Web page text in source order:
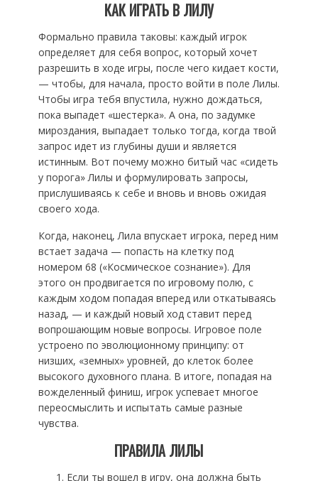
КАК ИГРАТЬ В ЛИЛУ
Формально правила таковы: каждый игрок
определяет для себя вопрос, который хочет
разрешить в ходе игры, после чего кидает кости,
— чтобы, для начала, просто войти в поле Лилы.
Чтобы игра тебя впустила, нужно дождаться,
пока выпадет «шестерка». А она, по задумке
мироздания, выпадает только тогда, когда твой
запрос идет из глубины души и является
истинным. Вот почему можно битый час «сидеть
у порога» Лилы и формулировать запросы,
прислушиваясь к себе и вновь и вновь ожидая
своего хода.
Когда, наконец, Лила впускает игрока, перед ним
встает задача — попасть на клетку под
номером 68 («Космическое сознание»). Для
этого он продвигается по игровому полю, с
каждым ходом попадая вперед или откатываясь
назад, — и каждый новый ход ставит перед
вопрошающим новые вопросы. Игровое поле
устроено по эволюционному принципу: от
низших, «земных» уровней, до клеток более
высокого духовного плана. В итоге, попадая на
вожделенный финиш, игрок успевает многое
переосмыслить и испытать самые разные
чувства.
ПРАВИЛА ЛИЛЫ
Если ты вошел в игру, она должна быть